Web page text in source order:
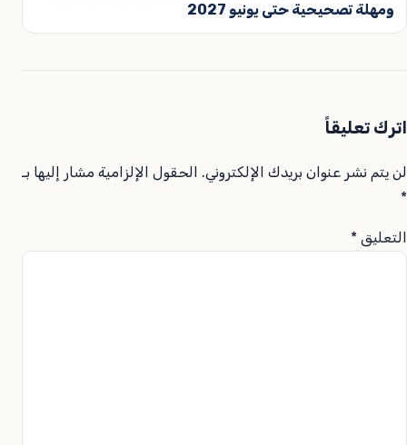
ومهلة تصحيحية حتى يونيو 2027
اترك تعليقاً
لن يتم نشر عنوان بريدك الإلكتروني. الحقول الإلزامية مشار إليها بـ
*
التعليق *